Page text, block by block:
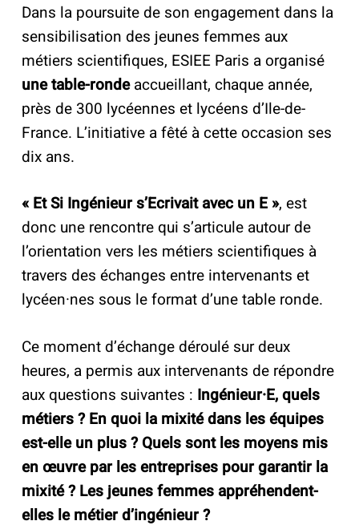
Dans la poursuite de son engagement dans la
sensibilisation des jeunes femmes aux
métiers scientifiques, ESIEE Paris a organisé
une table-rondeaccueillant, chaque année,
près de 300 lycéennes et lycéens d’Ile-de-
France. L’initiative a fêté à cette occasion ses
dix ans.
« Et Si Ingénieur s’Ecrivait avec un E », est
donc une rencontre qui s’articule autour de
l’orientation vers les métiers scientifiques à
travers des échanges entre intervenants et
lycéen·nes sous le format d’une table ronde.
Ce moment d’échange déroulé sur deux
heures, a permis aux intervenants de répondre
aux questions suivantes : Ingénieur·E, quels
métiers ? En quoi la mixité dans les équipes
est-elle un plus ? Quels sont les moyens mis
en œuvre par les entreprises pour garantir la
mixité ? Les jeunes femmes appréhendent-
elles le métier d’ingénieur ?